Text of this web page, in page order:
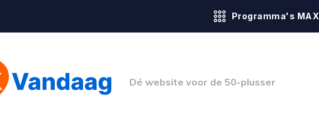
Programma's MAX
Dé website voor de 50-plusser